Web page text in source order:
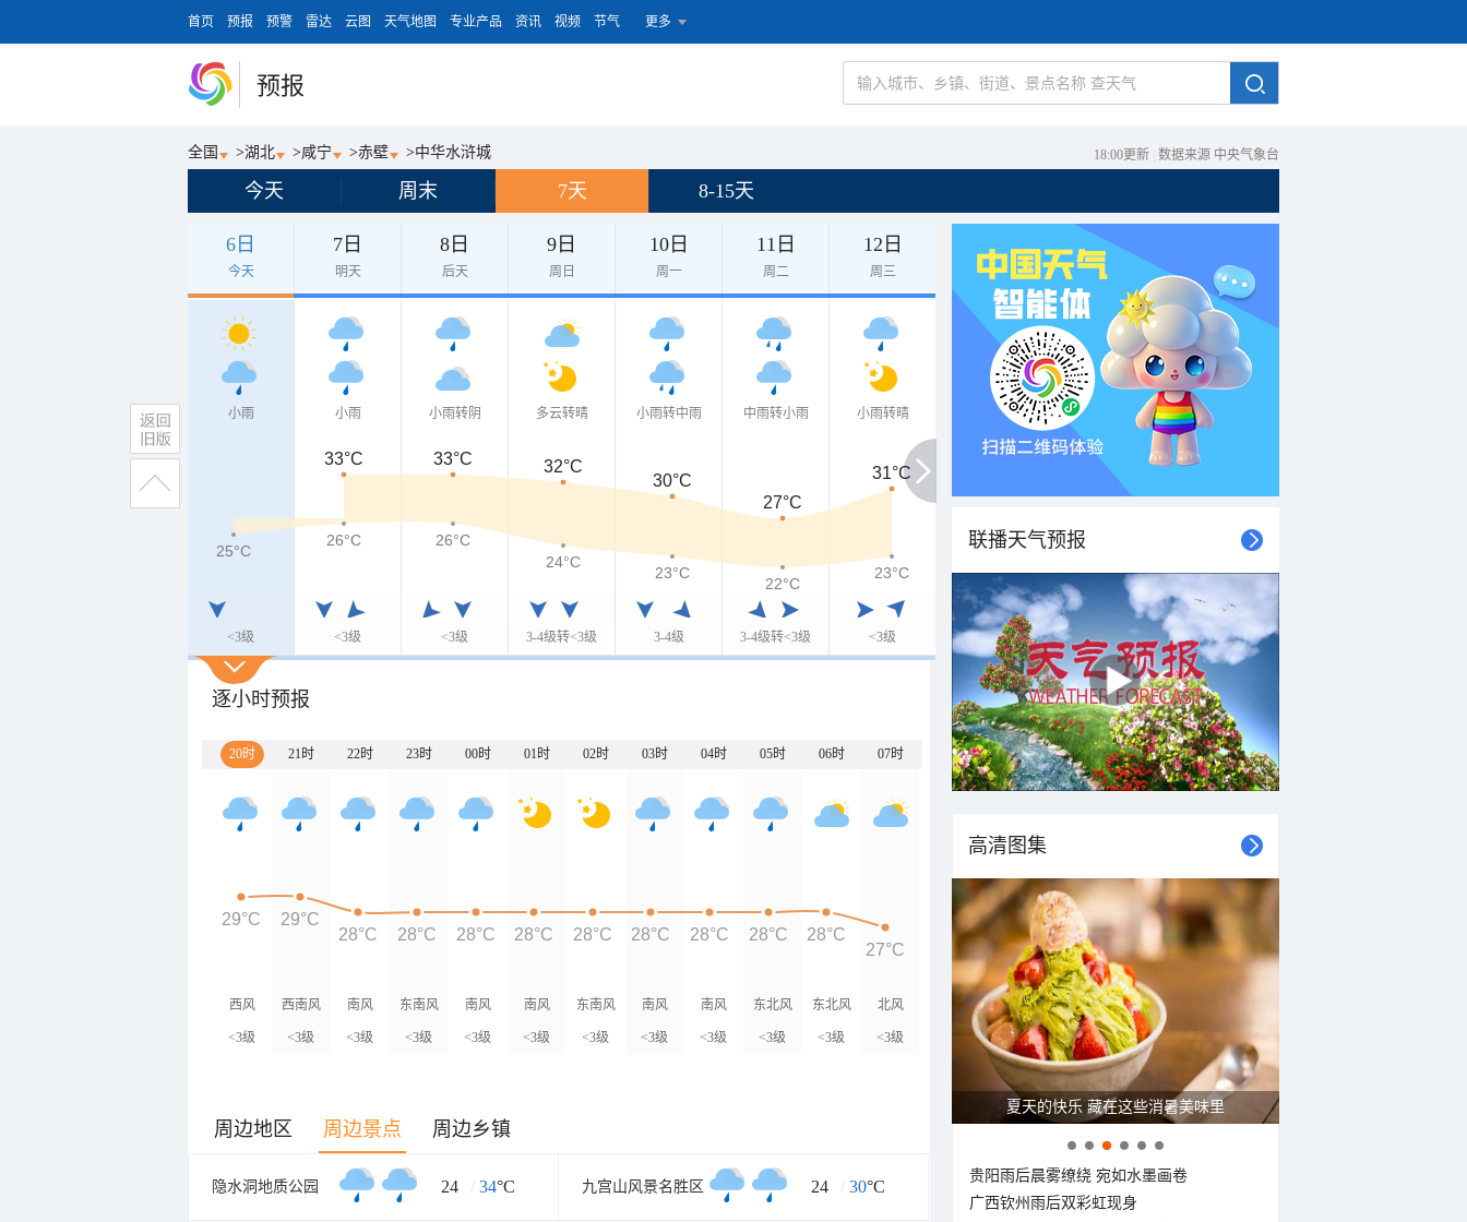
首页 预报 预警 雷达 云图 天气地图 专业产品 资讯 视频 节气 更多
预报
全国 >湖北 >咸宁 >赤壁 >中华水浒城 18:00更新 数据来源 中央气象台
今天 周末 7天 8-15天
6日
今天
7日
明天
8日
后天
9日
周日
10日
周一
11日
周二
12日
周三
小雨
<3级
小雨
<3级
小雨转阴
<3级
多云转晴
3-4级转<3级
小雨转中雨
3-4级
中雨转小雨
3-4级转<3级
小雨转晴
<3级
33°C 33°C 32°C
30°C
27°C
31°C
25°C
26°C
26°C
24°C
23°C
22°C
23°C
逐小时预报
20时 21时 22时 23时 00时 01时 02时 03时 04时 05时 06时 07时
西风
<3级
西南风
<3级
南风
<3级
东南风
<3级
南风
<3级
南风
<3级
东南风
<3级
南风
<3级
南风
<3级
东北风
<3级
东北风
<3级
北风
<3级
29°C
29°C
28°C
28°C 28°C 28°C 28°C 28°C 28°C 28°C
28°C
27°C
周边地区 周边景点 周边乡镇
隐水洞地质公园 24 / 34°C 九宫山风景名胜区 24 / 30°C
联播天气预报
高清图集
夏天的快乐 藏在这些消暑美味里
贵阳雨后晨雾缭绕 宛如水墨画卷
广西钦州雨后双彩虹现身